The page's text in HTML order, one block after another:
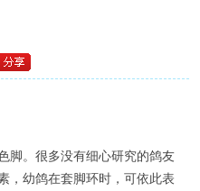
脚。很多没有细心研究的鸽友
，幼鸽在套脚环时，可依此表